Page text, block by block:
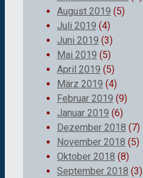
August 2019 (5)
Juli 2019 (4)
Juni 2019 (3)
Mai 2019 (5)
April 2019 (5)
März 2019 (4)
Februar 2019 (9)
Januar 2019 (6)
Dezember 2018 (7)
November 2018 (5)
Oktober 2018 (8)
September 2018 (3)